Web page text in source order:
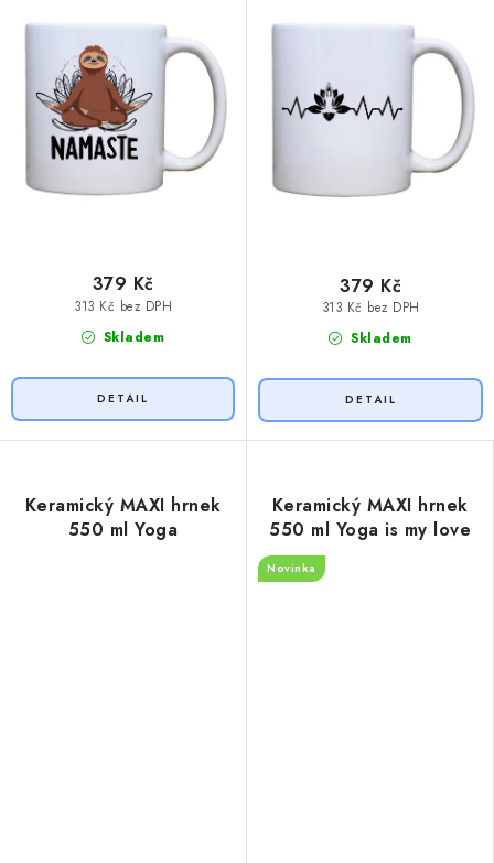
Skladem
313 Kč bez DPH
379 Kč
Skladem
313 Kč bez DPH
379 Kč
Keramický MAXI hrnek
550 ml Yoga
Keramický MAXI hrnek
550 ml Yoga is my love
Novinka